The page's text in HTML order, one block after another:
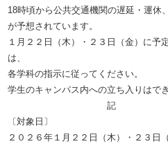
18時頃から公共交通機関の遅延・運休
が予想されています。
１月２２日（木）・２３日（金）に予
は、
各学科の指示に従ってください。
学生のキャンパス内への立ち入りはで
記
〔対象日〕
２０２６年１月２２日（木）・２３日（